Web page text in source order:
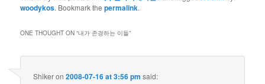
woodykos. Bookmark thepermalink.
ONE THOUGHT ON “내가 존경하는 이들”
Shikeron2008-07-16 at 3:56 pm said: